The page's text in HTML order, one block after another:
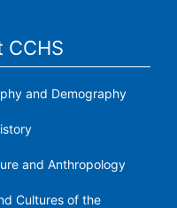
CCHS
and Demography
and Anthropology
Cultures of the